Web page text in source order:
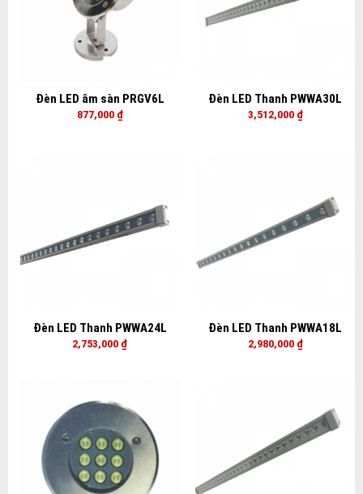
Đèn LED âm sàn PRGV6L
877,000 ₫
Đèn LED Thanh PWWA30L
3,512,000 ₫
Đèn LED Thanh PWWA24L
2,753,000 ₫
Đèn LED Thanh PWWA18L
2,980,000 ₫